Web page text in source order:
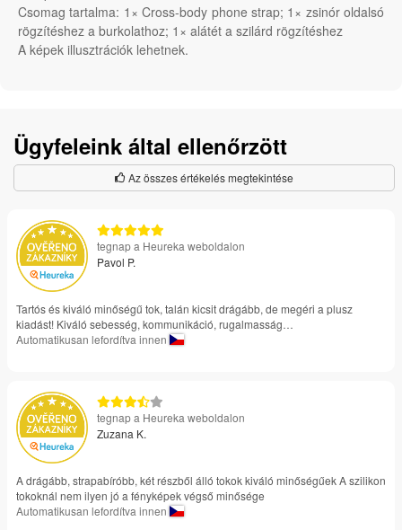
Csomag tartalma: 1× Cross-body phone strap; 1× zsinór oldalsó
rögzítéshez a burkolathoz; 1× alátét a szilárd rögzítéshez
A képek illusztrációk lehetnek.
Ügyfeleink által ellenőrzött
Az összes értékelés megtekintése
tegnap a Heureka weboldalon
Pavol P.
Tartós és kiváló minőségű tok, talán kicsit drágább, de megéri a plusz
kiadást! Kiváló sebesség, kommunikáció, rugalmasság…
Automatikusan lefordítva innen
tegnap a Heureka weboldalon
Zuzana K.
A drágább, strapabíróbb, két részből álló tokok kiváló minőségűek A szilikon
tokoknál nem ilyen jó a fényképek végső minősége
Automatikusan lefordítva innen